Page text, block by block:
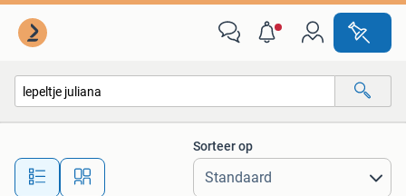
Alle afstanden…
Sorteer op